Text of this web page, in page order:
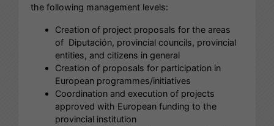
the following management levels:
Creation of project proposals for the areas
of Diputación, provincial councils, provincial
entities, and citizens in general
Creation of proposals for participation in
European programmes/initiatives
Coordination and execution of projects
approved with European funding to the
provincial institution